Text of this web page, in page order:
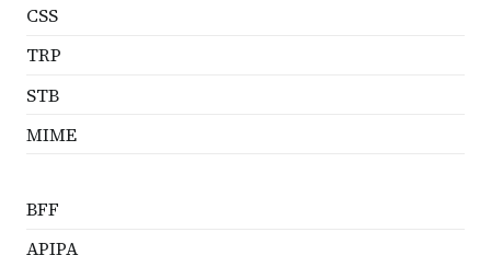
CSS
TRP
STB
MIME
BFF
APIPA